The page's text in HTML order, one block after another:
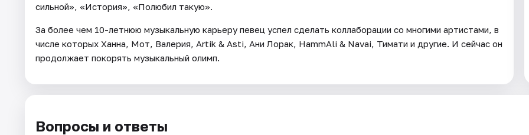
сильной», «История», «Полюбил такую».
За более чем 10-летнюю музыкальную карьеру певец успел сделать коллаборации со многими артистами, в
числе которых Ханна, Мот, Валерия, Artik & Asti, Ани Лорак, HammAli & Navai, Тимати и другие. И сейчас он
продолжает покорять музыкальный олимп.
Вопросы и ответы